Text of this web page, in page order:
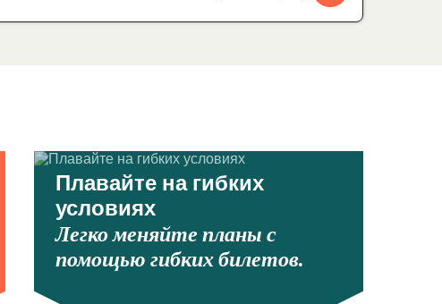
Плавайте на гибких
условиях
Легко меняйте планы с
помощью гибких билетов.